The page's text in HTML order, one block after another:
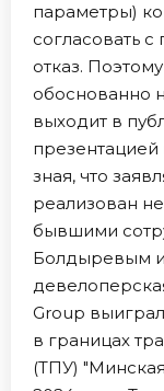
параметры)
согласовать
отказ.
обоснованно
выходит в
зная, что
реализован
бывшими
Болдыревым
Group
в границах
(ТПУ)